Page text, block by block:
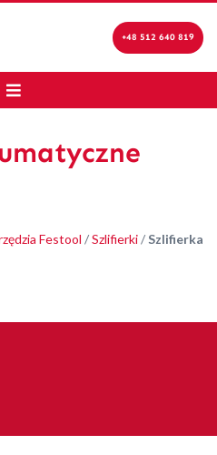
+48 512 640 819
Festool /Szlifierki/Szlifierka